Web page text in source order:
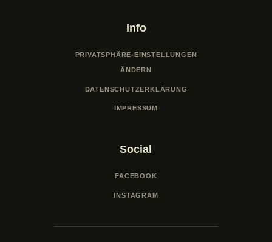
Info
PRIVATSPHÄRE-EINSTELLUNGEN
ÄNDERN
DATENSCHUTZERKLÄRUNG
IMPRESSUM
Social
FACEBOOK
INSTAGRAM